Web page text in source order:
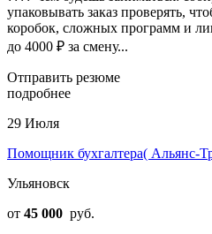
упаковывать заказ проверять,
коробок, сложных программ и
до 4000 ₽ за смену...
Отправить резюме
подробнее
29 Июля
Помощник бухгалтера( Альянс-
Ульяновск
от 45 000 руб.